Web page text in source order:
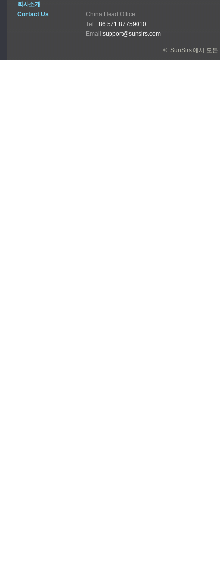
회사소개
Contact Us
China Head Office:
Tel:+86 571 87759010
Email:support@sunsirs.com
© SunSirs 에서 모